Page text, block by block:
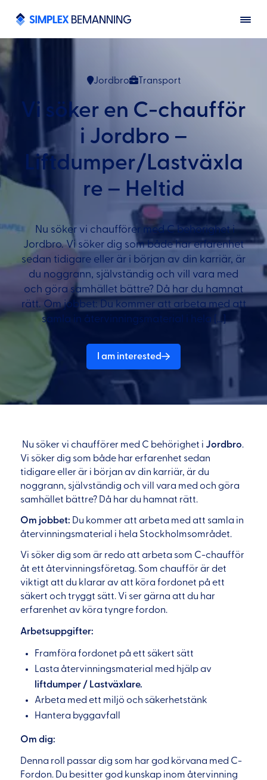
Jordbro Transport
Vi söker en C-chaufför
i Jordbro –
Liftdumper/Lastväxla
re – Heltid
Nu söker vi chaufförer med C behörighet i
Jordbro. Vi söker dig som både har erfarenhet
sedan tidigare eller är i början av din karriär, är
du noggrann, självständig och vill vara med
och göra samhället bättre? Då har du hamnat
rätt. Om jobbet: Du kommer att arbeta med att
samla in återvinningsmaterial i hela […]
I am interested
Nu söker vi chaufförer med C behörighet i Jordbro.
Vi söker dig som både har erfarenhet sedan
tidigare eller är i början av din karriär, är du
noggrann, självständig och vill vara med och göra
samhället bättre? Då har du hamnat rätt.
Om jobbet: Du kommer att arbeta med att samla in
återvinningsmaterial i hela Stockholmsområdet.
Vi söker dig som är redo att arbeta som C-chaufför
åt ett återvinningsföretag. Som chaufför är det
viktigt att du klarar av att köra fordonet på ett
säkert och tryggt sätt. Vi ser gärna att du har
erfarenhet av köra tyngre fordon.
Arbetsuppgifter:
Framföra fordonet på ett säkert sätt
Lasta återvinningsmaterial med hjälp av
liftdumper / Lastväxlare.
Arbeta med ett miljö och säkerhetstänk
Hantera byggavfall
Om dig:
Denna roll passar dig som har god körvana med C-
Fordon. Du besitter god kunskap inom återvinning